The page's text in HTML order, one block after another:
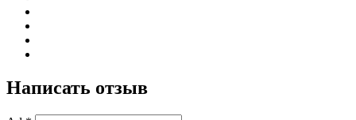
Написать отзыв